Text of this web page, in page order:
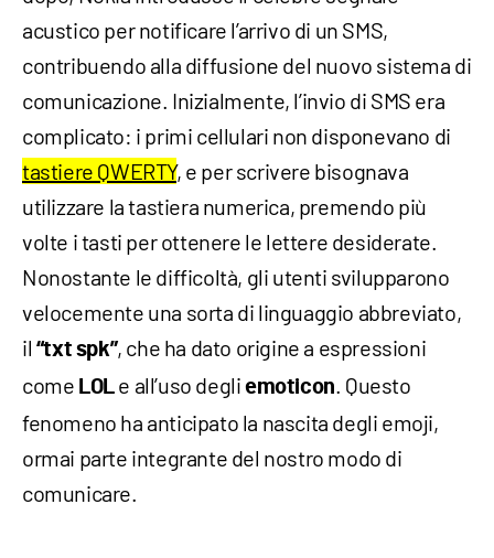
acustico per notificare l’arrivo di un SMS,
contribuendo alla diffusione del nuovo sistema di
comunicazione. Inizialmente, l’invio di SMS era
complicato: i primi cellulari non disponevano di
tastiere QWERTY, e per scrivere bisognava
utilizzare la tastiera numerica, premendo più
volte i tasti per ottenere le lettere desiderate.
Nonostante le difficoltà, gli utenti svilupparono
velocemente una sorta di linguaggio abbreviato,
il “txt spk”, che ha dato origine a espressioni
come LOLe all’uso degliemoticon. Questo
fenomeno ha anticipato la nascita degli emoji,
ormai parte integrante del nostro modo di
comunicare.